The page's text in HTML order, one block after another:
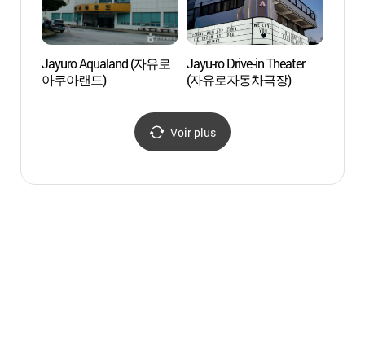
Jayuro Aqualand (자유로
아쿠아랜드)
Jayu-ro Drive-in Theater
(자유로자동차극장)
Voir plus